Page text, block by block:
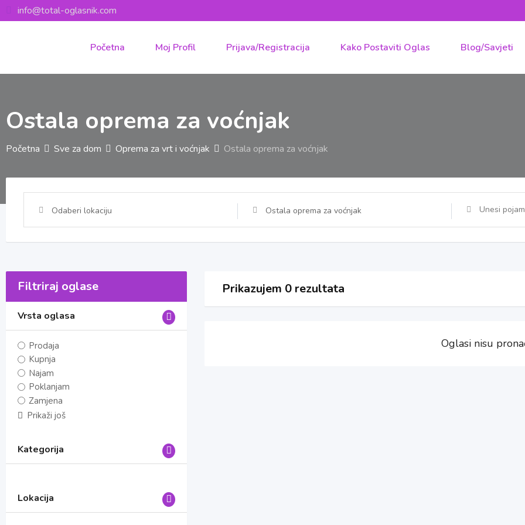
to
info@total-oglasnik.com
Početna Moj Profil Prijava/Registracija Kako Postaviti Oglas Blog/Savjeti
Ostala oprema za voćnjak
Početna Sve za dom Oprema za vrt i voćnjak Ostala oprema za voćnjak
Odaberi lokaciju Ostala oprema za voćnjak
Filtriraj oglase
Vrsta oglasa
Prodaja
Kupnja
Najam
Poklanjam
Zamjena
Prikaži još
Kategorija
Lokacija
Prikazujem 0 rezultata
Oglasi nisu